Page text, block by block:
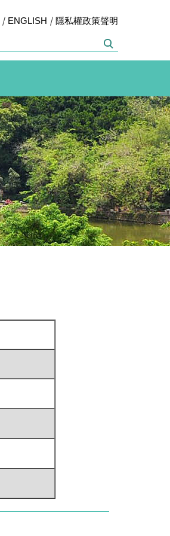
ENGLISH 隱私權政策聲明